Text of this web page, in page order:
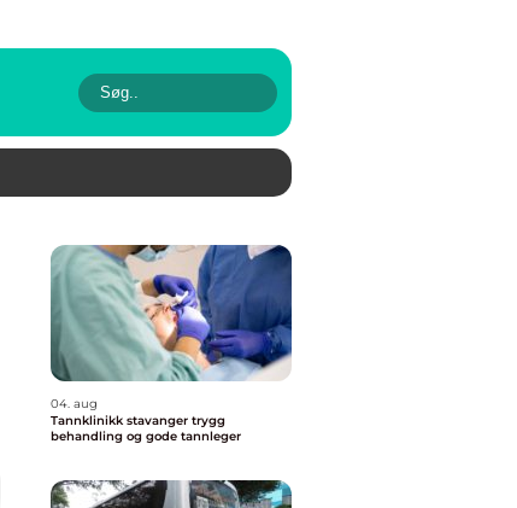
04. aug
Tannklinikk stavanger trygg
behandling og gode tannleger